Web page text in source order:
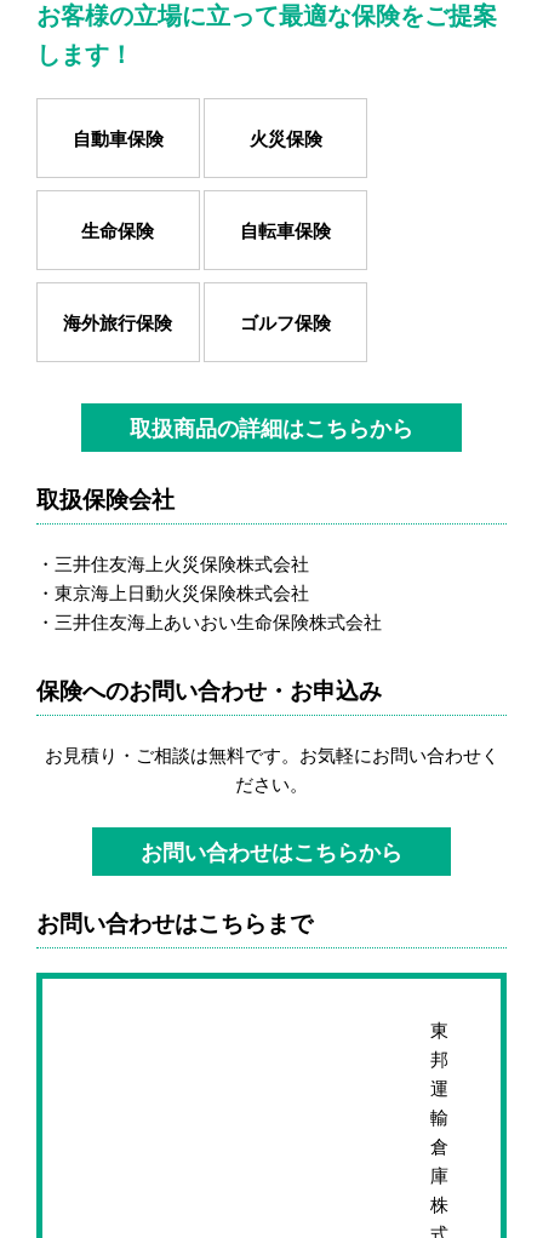
お客様の立場に立って最適な保険をご提案
します！
自動車保険 火災保険
生命保険 自転車保険
海外旅行保険 ゴルフ保険
取扱商品の詳細はこちらから
取扱保険会社
・三井住友海上火災保険株式会社
・東京海上日動火災保険株式会社
・三井住友海上あいおい生命保険株式会社
保険へのお問い合わせ・お申込み
お見積り・ご相談は無料です。お気軽にお問い合わせく
ださい。
お問い合わせはこちらから
お問い合わせはこちらまで
東
邦
運
輸
倉
庫
株